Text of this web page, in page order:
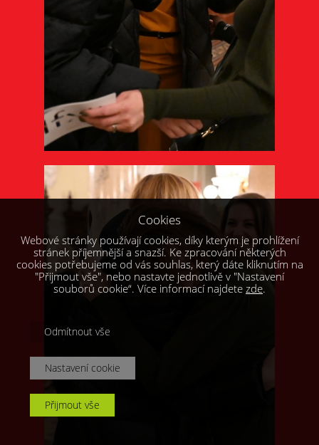
Cookies
Webové stránky používají cookies, díky kterým je prohlížení
stránek příjemnější a snazší. Ke zpracování některých
cookies potřebujeme od vás souhlas, který dáte kliknutím na
"Přijmout vše", nebo nastavte jednotlivě v "Nastavení
souborů cookie“. Více informací najdete zde.
Odmítnout vše
Nastavení cookie
Přijmout vše